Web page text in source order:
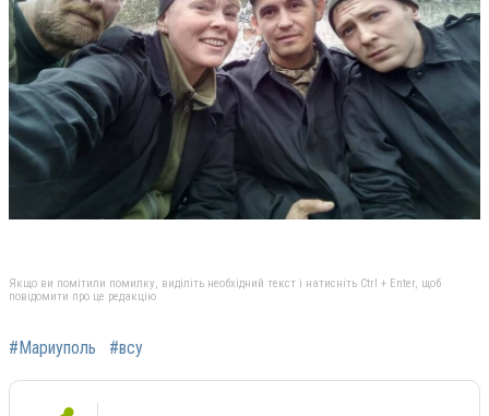
Якщо ви помітили помилку, виділіть необхідний текст і натисніть Ctrl + Enter, щоб
повідомити про це редакцію
#Мариуполь #всу